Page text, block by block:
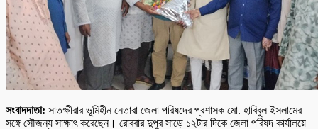
সংবাদদাতা: সাতক্ষীরার ভূমিহীন নেতারা জেলা পরিষদের প্রশাসক মো. হাবিবুল ইসলামের
সঙ্গে সৌজন্য সাক্ষাৎ করেছেন। রোববার দুপুর সাড়ে ১২টার দিকে জেলা পরিষদ কার্যালয়ে